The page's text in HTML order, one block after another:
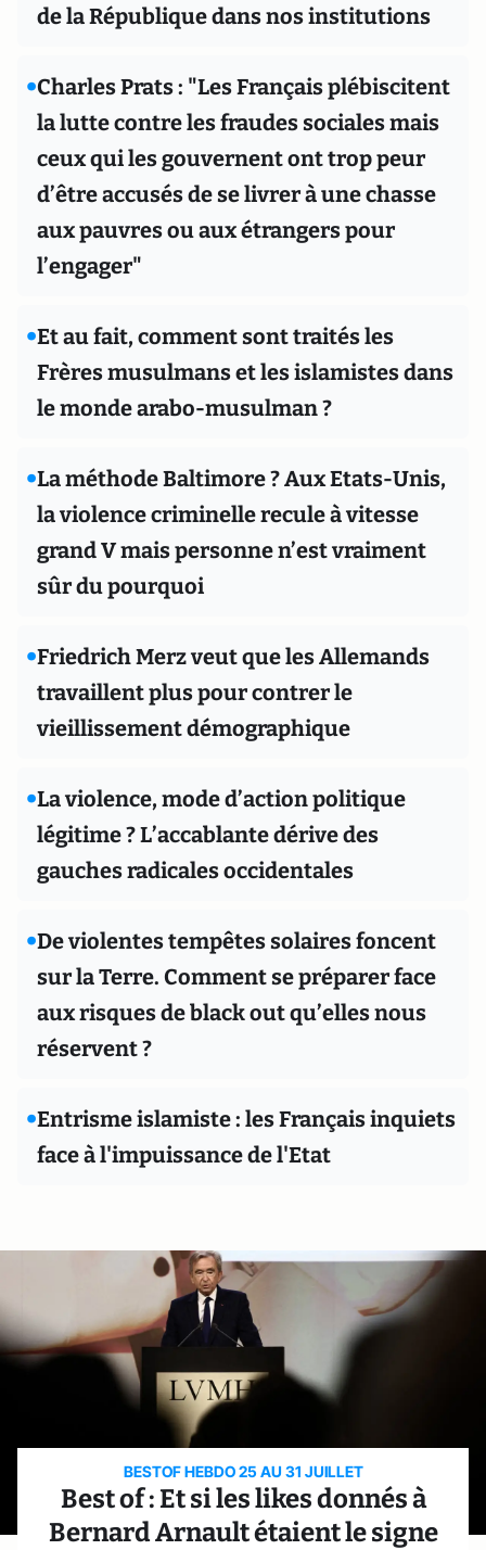
de la République dans nos institutions
•Charles Prats : "Les Français plébiscitent
la lutte contre les fraudes sociales mais
ceux qui les gouvernent ont trop peur
d’être accusés de se livrer à une chasse
aux pauvres ou aux étrangers pour
l’engager"
•Et au fait, comment sont traités les
Frères musulmans et les islamistes dans
le monde arabo-musulman ?
•La méthode Baltimore ? Aux Etats-Unis,
la violence criminelle recule à vitesse
grand V mais personne n’est vraiment
sûr du pourquoi
•Friedrich Merz veut que les Allemands
travaillent plus pour contrer le
vieillissement démographique
•La violence, mode d’action politique
légitime ? L’accablante dérive des
gauches radicales occidentales
•De violentes tempêtes solaires foncent
sur la Terre. Comment se préparer face
aux risques de black out qu’elles nous
réservent ?
•Entrisme islamiste : les Français inquiets
face à l'impuissance de l'Etat
BESTOF HEBDO 25 AU 31 JUILLET
Best of : Et si les likes donnés à
Bernard Arnault étaient le signe